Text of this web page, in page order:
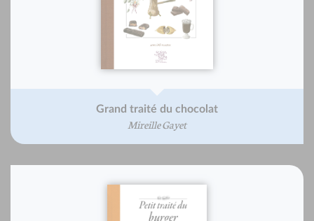
Grand traité du chocolat
Mireille Gayet